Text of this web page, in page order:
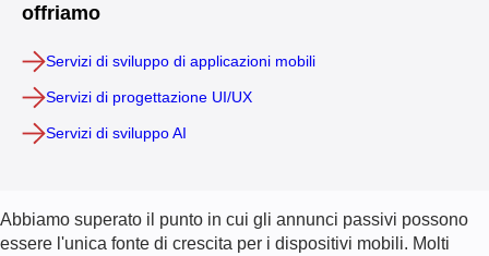
offriamo
Servizi di sviluppo di applicazioni mobili
Servizi di progettazione UI/UX
Servizi di sviluppo AI
Abbiamo superato il punto in cui gli annunci passivi possono
essere l'unica fonte di crescita per i dispositivi mobili. Molti